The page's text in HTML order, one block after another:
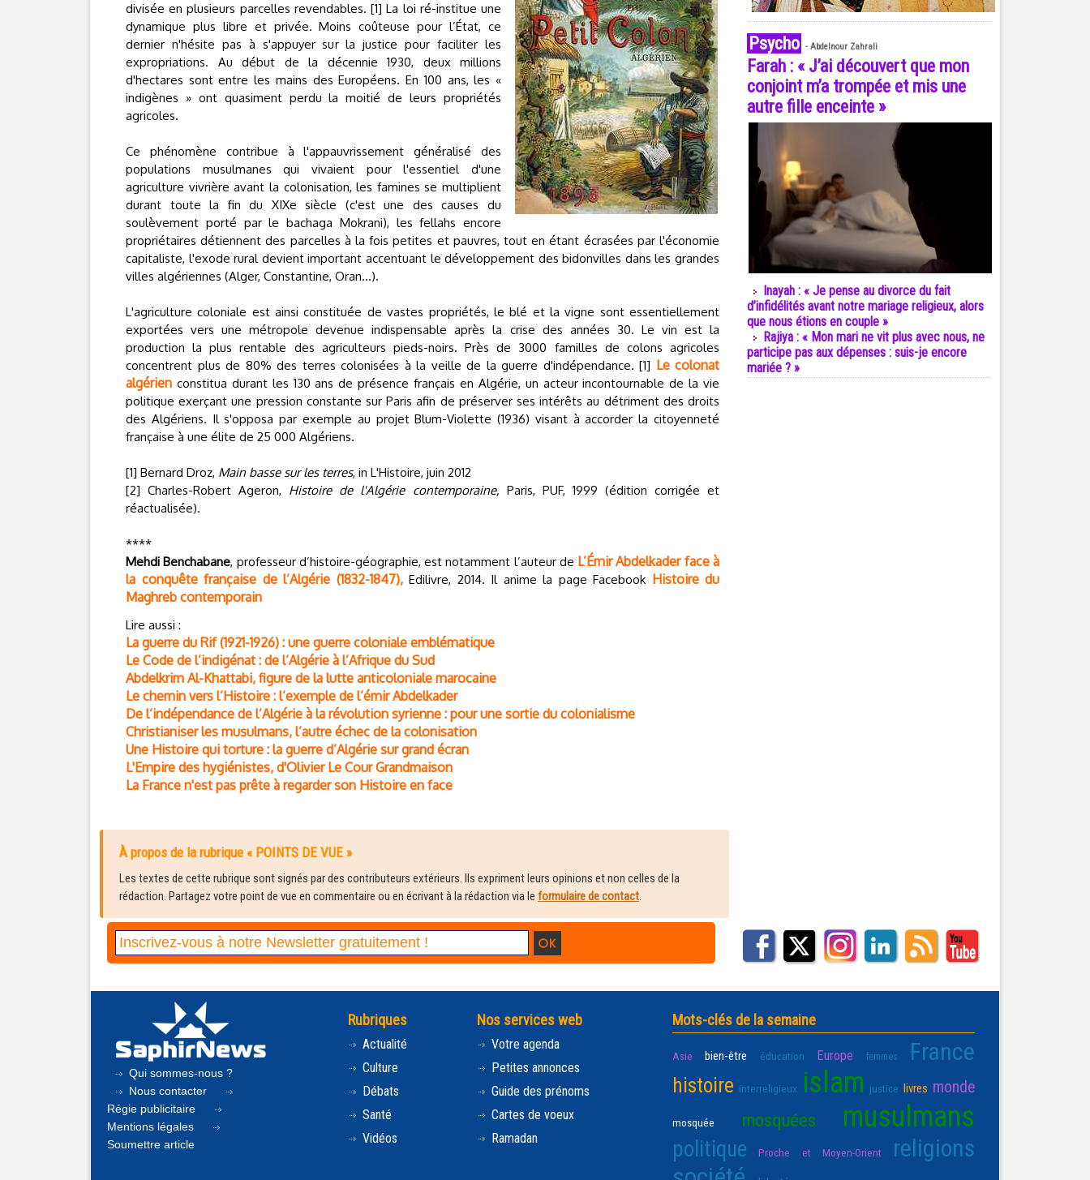
divisée en plusieurs parcelles revendables. [1] La loi ré-institue une
dynamique plus libre et privée. Moins coûteuse pour l’État, ce
dernier n'hésite pas à s'appuyer sur la justice pour faciliter les
expropriations. Au début de la décennie 1930, deux millions
d'hectares sont entre les mains des Européens. En 100 ans, les «
indigènes » ont quasiment perdu la moitié de leurs propriétés
agricoles.
Ce phénomène contribue à l'appauvrissement généralisé des
populations musulmanes qui vivaient pour l'essentiel d'une
agriculture vivrière avant la colonisation, les famines se multiplient
durant toute la fin du XIXe siècle (c'est une des causes du
soulèvement porté par le bachaga Mokrani), les fellahs encore
propriétaires détiennent des parcelles à la fois petites et pauvres, tout en étant écrasées par l'économie
capitaliste, l'exode rural devient important accentuant le développement des bidonvilles dans les grandes
villes algériennes (Alger, Constantine, Oran...).
L'agriculture coloniale est ainsi constituée de vastes propriétés, le blé et la vigne sont essentiellement
exportées vers une métropole devenue indispensable après la crise des années 30. Le vin est la
production la plus rentable des agriculteurs pieds-noirs. Près de 3000 familles de colons agricoles
concentrent plus de 80% des terres colonisées à la veille de la guerre d'indépendance. [1] Le colonat
algérien constitua durant les 130 ans de présence français en Algérie, un acteur incontournable de la vie
politique exerçant une pression constante sur Paris afin de préserver ses intérêts au détriment des droits
des Algériens. Il s'opposa par exemple au projet Blum-Violette (1936) visant à accorder la citoyenneté
française à une élite de 25 000 Algériens.
[1] Bernard Droz, Main basse sur les terres, in L'Histoire, juin 2012
[2] Charles-Robert Ageron, Histoire de l'Algérie contemporaine, Paris, PUF, 1999 (édition corrigée et
réactualisée).
****
Mehdi Benchabane, professeur d’histoire-géographie, est notamment l’auteur de L’Émir Abdelkader face à
la conquête française de l’Algérie (1832-1847),Edilivre, 2014. Il anime la page Facebook Histoire du
Maghreb contemporain
Lire aussi :
La guerre du Rif (1921-1926) : une guerre coloniale emblématique
Le Code de l’indigénat : de l’Algérie à l’Afrique du Sud
Abdelkrim Al-Khattabi, figure de la lutte anticoloniale marocaine
Le chemin vers l’Histoire : l’exemple de l’émir Abdelkader
De l’indépendance de l’Algérie à la révolution syrienne : pour une sortie du colonialisme
Christianiser les musulmans, l’autre échec de la colonisation
Une Histoire qui torture : la guerre d’Algérie sur grand écran
L'Empire des hygiénistes, d'Olivier Le Cour Grandmaison
La France n'est pas prête à regarder son Histoire en face
À propos de la rubrique « POINTS DE VUE »
Les textes de cette rubrique sont signés par des contributeurs extérieurs. Ils expriment leurs opinions et non celles de la
rédaction. Partagez votre point de vue en commentaire ou en écrivant à la rédaction via le formulaire de contact.
Psycho - Abdelnour Zahrali
Farah : « J’ai découvert que mon
conjoint m’a trompée et mis une
autre fille enceinte »
Inayah : « Je pense au divorce du fait
d’infidélités avant notre mariage religieux, alors
que nous étions en couple »
Rajiya : « Mon mari ne vit plus avec nous, ne
participe pas aux dépenses : suis-je encore
mariée ? »
Qui sommes-nous ?
Nous contacter
Régie publicitaire
Mentions légales
Soumettre article
Rubriques
Actualité
Culture
Débats
Santé
Vidéos
Nos services web
Votre agenda
Petites annonces
Guide des prénoms
Cartes de voeux
Ramadan
Mots-clés de la semaine
Asie bien-être éducation Europe femmes France
histoire interreligieux islam justice livres monde
mosquée mosquées musulmans
politique Proche et Moyen-Orient religions